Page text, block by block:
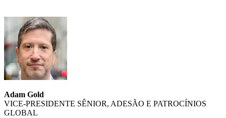
Adam Gold
VICE-PRESIDENTE SÊNIOR, ADESÃO E PATROCÍNIOS
GLOBAL